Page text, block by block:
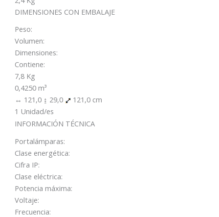
DIMENSIONES CON EMBALAJE
Peso:
Volumen:
Dimensiones:
Contiene:
7,8 Kg
0,4250 m³
↔ 121,0 ↨ 29,0
121,0 cm
1 Unidad/es
INFORMACIÓN TÉCNICA
Portalámparas:
Clase energética:
Cifra IP:
Clase eléctrica:
Potencia máxima:
Voltaje:
Frecuencia: